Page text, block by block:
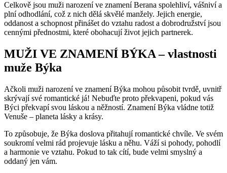
Celkově jsou muži narození ve znamení Berana spolehliví, vášniví a
plní odhodlání, což z nich dělá skvělé manžely. Jejich energie,
oddanost a schopnost přinášet do vztahu radost a dobrodružství jsou
cennými přednostmi, které obohacují život jejich partnerek.
MUŽI VE ZNAMENÍ BÝKA – vlastnosti
muže Býka
Ačkoli muži narození ve znamení Býka mohou působit tvrdě, uvnitř
skrývají své romantické já! Nebuďte proto překvapeni, pokud vás
Býci překvapí svou láskou a něžností. Znamení Býka vládne totiž
Venuše – planeta lásky a krásy.
To způsobuje, že Býka doslova přitahují romantické chvíle. Ve svém
soukromí velmi rád projevuje lásku a něhu. Váží si pohody, pohodlí
a harmonie ve vztahu. Pokud to tak cítí, bude velmi smyslný a
oddaný jen vám.